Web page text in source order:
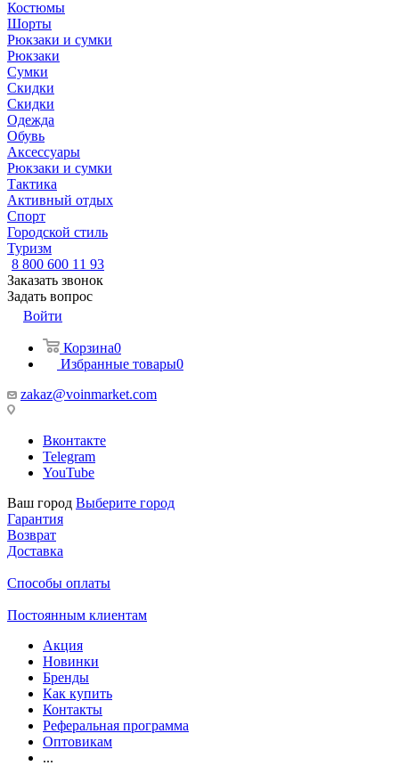
Костюмы
Шорты
Рюкзаки и сумки
Рюкзаки
Сумки
Скидки
Скидки
Одежда
Обувь
Аксессуары
Рюкзаки и сумки
Тактика
Активный отдых
Спорт
Городской стиль
Туризм
8 800 600 11 93
Заказать звонок
Задать вопрос
Войти
Корзина0
Избранные товары0
zakaz@voinmarket.com
Вконтакте
Telegram
YouTube
Ваш город Выберите город
Гарантия
Возврат
Доставка
Способы оплаты
Постоянным клиентам
Акция
Новинки
Бренды
Как купить
Контакты
Реферальная программа
Оптовикам
...